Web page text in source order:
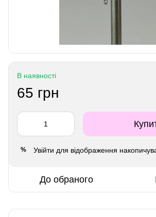
В наявності
65 грн
% Увійти для відображення
До обраного